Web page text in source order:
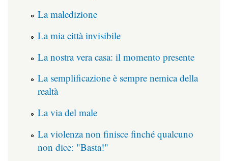
La maledizione
La mia città invisibile
La nostra vera casa: il momento presente
La semplificazione è sempre nemica della
realtà
La via del male
La violenza non finisce finché qualcuno
non dice: "Basta!"